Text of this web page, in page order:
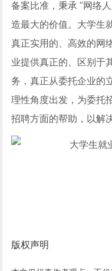
备案比准，秉承 "网络
造最大的价值。大学生
真正实用的、高效的网
业提供真正的、区别于
务，真正从委托企业的
理性角度出发，为委托
招聘方面的帮助，以解
版权声明